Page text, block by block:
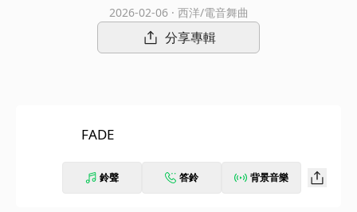
2026-02-06 · 西洋/電音舞曲
分享專輯
FADE
鈴聲 答鈴 背景音樂